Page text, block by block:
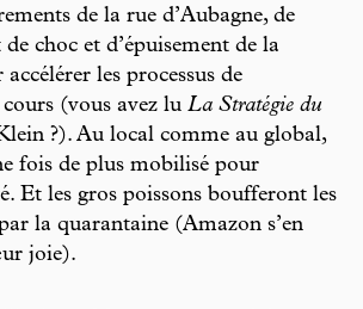
de la rue d’Aubagne, de
choc et d’épuisement de la
les processus de
cours (vous avez lu La Stratégie du
?). Au local comme au global,
fois de plus mobilisé pour
Et les gros poissons boufferont les
la quarantaine (Amazon s’en
joie).